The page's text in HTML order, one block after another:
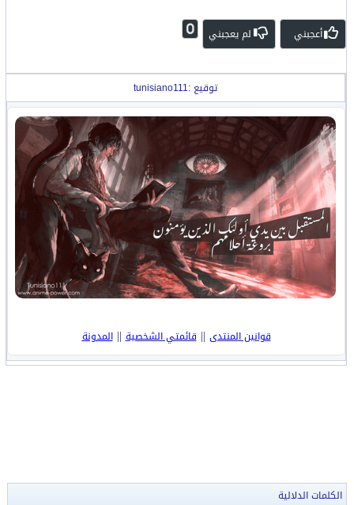
أعجبني لم يعجبني 0
توقيع :tunisiano111
قوانين المنتدى ||قائمتي الشخصية||المدونة
الكلمات الدلالية